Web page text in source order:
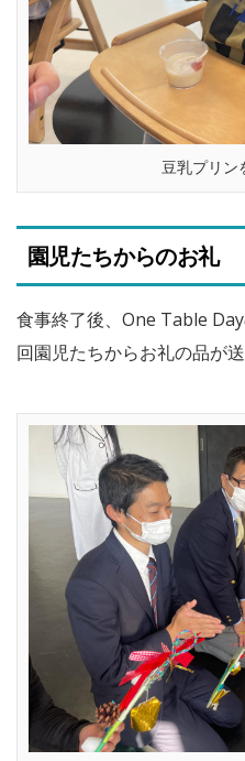
豆乳プリン
園児たちからのお礼
食事終了後、One Table
回園児たちからお礼の品が送